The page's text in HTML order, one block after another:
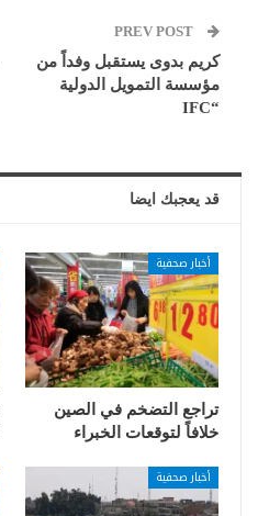
كريم بدوى يستقبل وفداً من
مؤسسة التمويل الدولية
“IFC
قد يعجبك ايضا
أخبار صحفية
تراجع التضخم في الصين
خلافاً لتوقعات الخبراء
أخبار صحفية